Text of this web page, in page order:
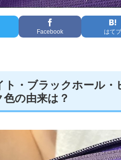
Facebook はてブ
ト・ブラックホール
の由来は？